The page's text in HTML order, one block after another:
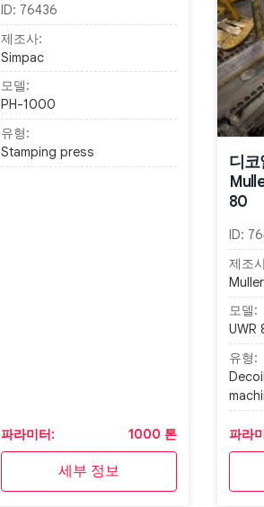
ID: 76436
제조사:
Simpac
모델:
PH-1000
유형:
Stamping press
파라미터: 1000 톤
세부 정보
디
80
ID:
제조
모델:
UWR
유형:
파라